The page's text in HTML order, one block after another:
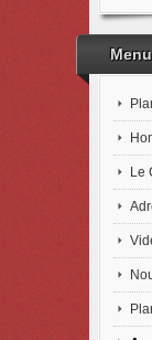
Le